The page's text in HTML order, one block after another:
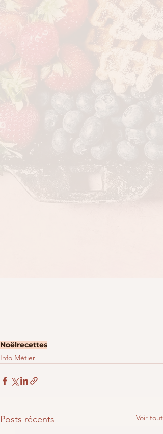
Noëlrecettes
Info Métier
Posts récents Voir tout